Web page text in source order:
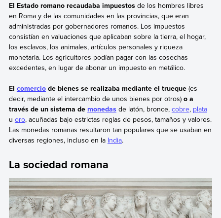
El Estado romano recaudaba impuestosde los hombres libres
en Roma y de las comunidades en las provincias, que eran
administradas por gobernadores romanos. Los impuestos
consistían en valuaciones que aplicaban sobre la tierra, el hogar,
los esclavos, los animales, artículos personales y riqueza
monetaria. Los agricultores podían pagar con las cosechas
excedentes, en lugar de abonar un impuesto en metálico.
El comerciode bienes se realizaba mediante el trueque(es
decir, mediante el intercambio de unos bienes por otros) o a
través de un sistema de monedasde latón, bronce, cobre, plata
u oro, acuñadas bajo estrictas reglas de pesos, tamaños y valores.
Las monedas romanas resultaron tan populares que se usaban en
diversas regiones, incluso en la India.
La sociedad romana